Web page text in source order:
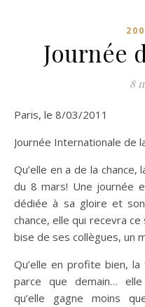
Journée
8
Paris, le 8/03/2011
Journée Internationale de
Qu’elle en a de la
du 8 mars! Une journée
dédiée à sa gloire et
chance, elle qui recevra
bise de ses collègues, un
Qu’elle en profite bien,
parce que demain…
qu’elle gagne moins